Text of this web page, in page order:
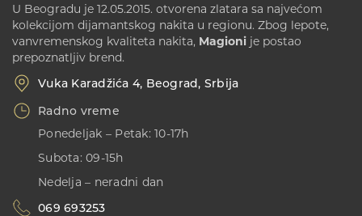
U Beogradu je 12.05.2015. otvorena zlatara sa najvećom
kolekcijom dijamantskog nakita u regionu. Zbog lepote,
vanvremenskog kvaliteta nakita, Magioni je postao
prepoznatljiv brend.
Vuka Karadžića 4, Beograd, Srbija
Radno vreme
Ponedeljak – Petak: 10-17h
Subota: 09-15h
Nedelja – neradni dan
069 693253